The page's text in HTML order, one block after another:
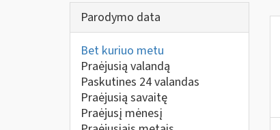
Parodymo data
Bet kuriuo metu
Praėjusią valandą
Paskutines 24 valandas
Praėjusią savaitę
Praėjusį mėnesį